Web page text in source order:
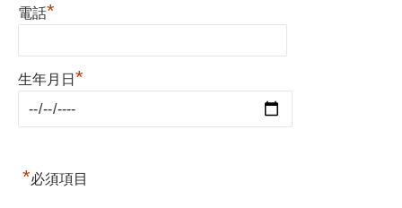
電話*
生年月日 *
*必須項目